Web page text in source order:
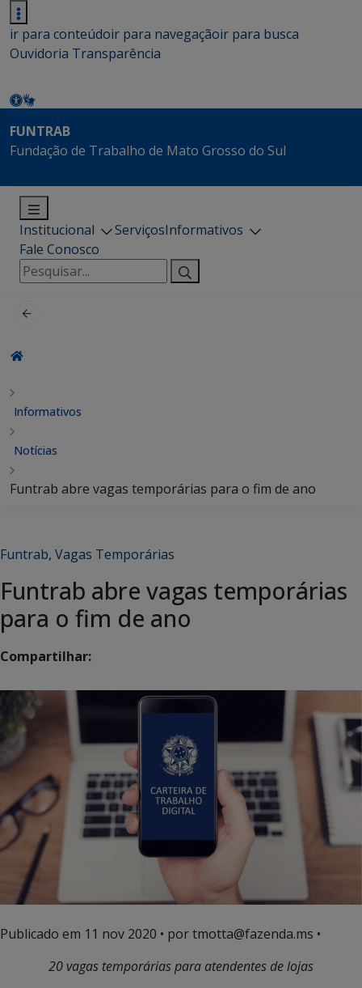
ir para conteúdoir para navegaçãoir para busca
Ouvidoria Transparência
FUNTRAB
Fundação de Trabalho de Mato Grosso do Sul
Institucional ServiçosInformativos
Fale Conosco
Pesquisar
por:
Informativos
Notícias
Funtrab abre vagas temporárias para o fim de ano
Funtrab, Vagas Temporárias
Funtrab abre vagas temporárias
para o fim de ano
Compartilhar:
Publicado em 11 nov 2020 • por tmotta@fazenda.ms •
20 vagas temporárias para atendentes de lojas